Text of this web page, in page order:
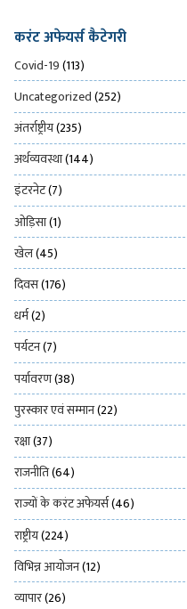
करंट अफेयर्स कैटेगरी
Covid-19(113)
Uncategorized(252)
अंतर्राष्ट्रीय(235)
अर्थव्यवस्था(144)
इंटरनेट(7)
ओड़िसा(1)
खेल(45)
दिवस(176)
धर्म(2)
पर्यटन(7)
पर्यावरण(38)
पुरस्कार एवं सम्मान(22)
रक्षा(37)
राजनीति(64)
राज्यों के करंट अफेयर्स(46)
राष्ट्रीय(224)
विभिन्न आयोजन(12)
व्यापार(26)